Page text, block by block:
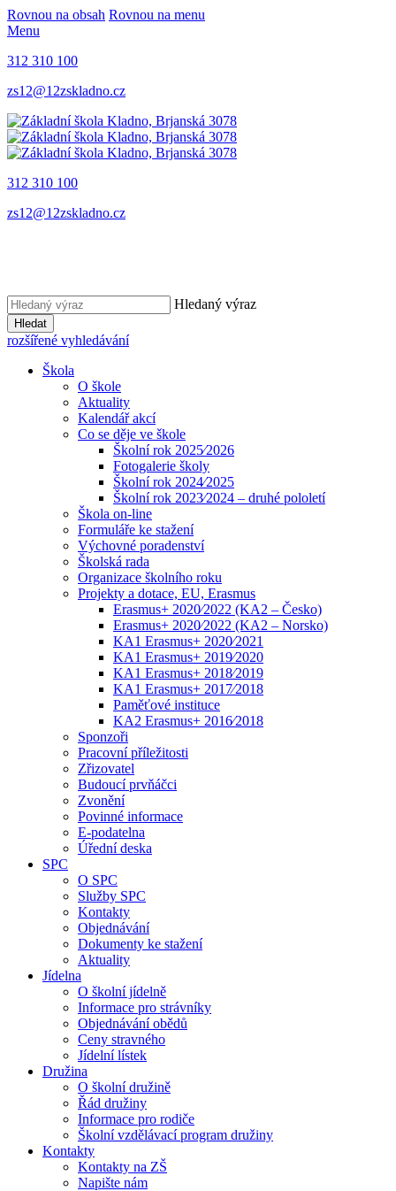
Rovnou na obsah Rovnou na menu
Menu
312 310 100
zs12@12zskladno.cz
312 310 100
zs12@12zskladno.cz
Hledaný výraz
Hledat
rozšířené vyhledávání
Škola
O škole
Aktuality
Kalendář akcí
Co se děje ve škole
Školní rok 2025⁄2026
Fotogalerie školy
Školní rok 2024⁄2025
Školní rok 2023⁄2024 – druhé pololetí
Škola on-line
Formuláře ke stažení
Výchovné poradenství
Školská rada
Organizace školního roku
Projekty a dotace, EU, Erasmus
Erasmus+ 2020⁄2022 (KA2 – Česko)
Erasmus+ 2020⁄2022 (KA2 – Norsko)
KA1 Erasmus+ 2020⁄2021
KA1 Erasmus+ 2019⁄2020
KA1 Erasmus+ 2018⁄2019
KA1 Erasmus+ 2017⁄2018
Paměťové instituce
KA2 Erasmus+ 2016⁄2018
Sponzoři
Pracovní příležitosti
Zřizovatel
Budoucí prvňáčci
Zvonění
Povinné informace
E-podatelna
Úřední deska
SPC
O SPC
Služby SPC
Kontakty
Objednávání
Dokumenty ke stažení
Aktuality
Jídelna
O školní jídelně
Informace pro strávníky
Objednávání obědů
Ceny stravného
Jídelní lístek
Družina
O školní družině
Řád družiny
Informace pro rodiče
Školní vzdělávací program družiny
Kontakty
Kontakty na ZŠ
Napište nám